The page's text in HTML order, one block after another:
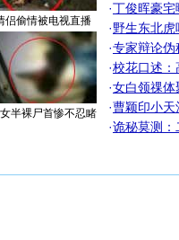
侣偷情被电视直播
半裸尸首惨不忍睹
·丁俊晖豪
·野生东北
·专家辩论伪
·校花口述：
·女白领祼体
·曹颖印小天
·诡秘莫测：